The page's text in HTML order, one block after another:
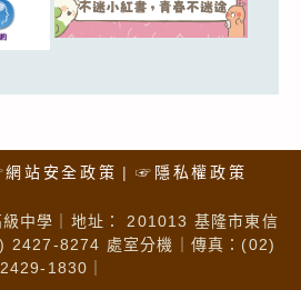
站安全政策 ☞隱私權政策
中學｜地址： 201013 基隆市東信
2427-8274 處室分機｜傳真：(02)
2429-1830｜